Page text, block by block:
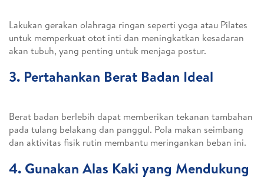
Lakukan gerakan olahraga ringan seperti yoga atau Pilates
untuk memperkuat otot inti dan meningkatkan kesadaran
akan tubuh, yang penting untuk menjaga postur.
3. Pertahankan Berat Badan Ideal
Berat badan berlebih dapat memberikan tekanan tambahan
pada tulang belakang dan panggul. Pola makan seimbang
dan aktivitas fisik rutin membantu meringankan beban ini.
4. Gunakan Alas Kaki yang Mendukung